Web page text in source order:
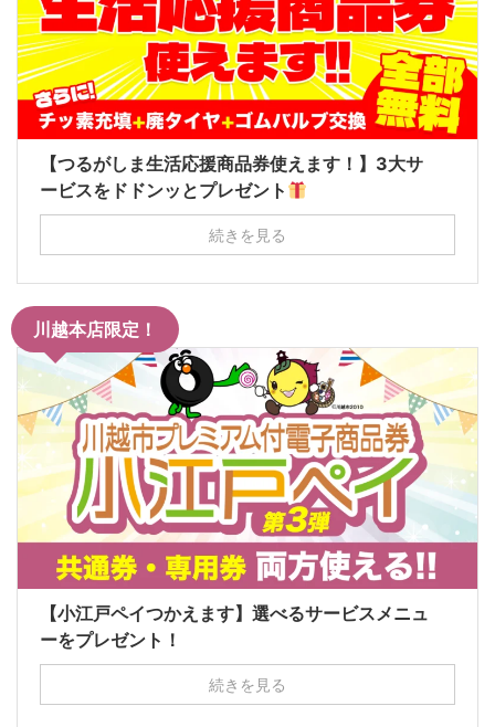
【つるがしま生活応援商品券使えます！】3大サ
ービスをドドンッとプレゼント
続きを見る
川越本店限定！
【小江戸ペイつかえます】選べるサービスメニュ
ーをプレゼント！
続きを見る